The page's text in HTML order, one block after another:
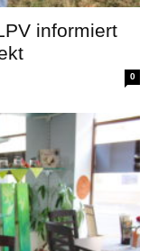
informiert
0